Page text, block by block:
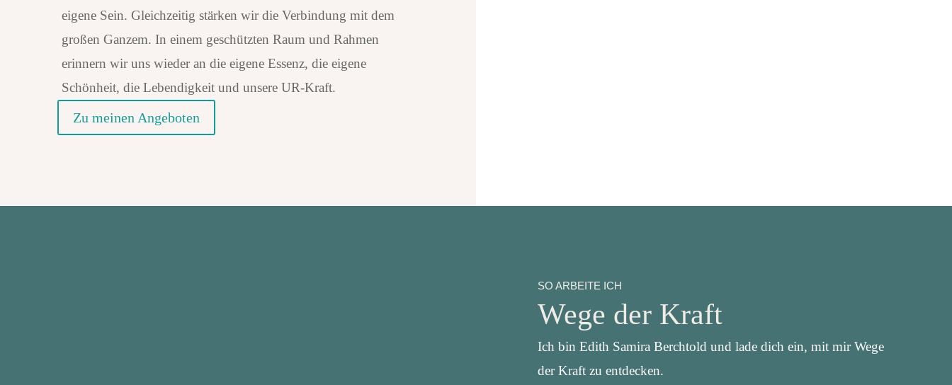
eigene Sein. Gleichzeitig stärken wir die Verbindung mit dem
großen Ganzem. In einem geschützten Raum und Rahmen
erinnern wir uns wieder an die eigene Essenz, die eigene
Schönheit, die Lebendigkeit und unsere UR-Kraft.
Zu meinen Angeboten
SO ARBEITE ICH
Wege der Kraft
Ich bin Edith Samira Berchtold und lade dich ein, mit mir Wege
der Kraft zu entdecken.